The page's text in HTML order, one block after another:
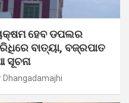
ହେବ ଡପଲର
ବାତ୍ୟା, ବଜ୍ରପାତ
ସୂଚନା
Dhangadamajhi